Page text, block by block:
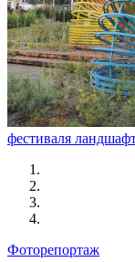
фестиваля
Фоторепортаж